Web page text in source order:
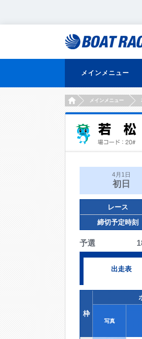
メインメニュー
HOMEメインメニュー
4月1日
初日
レース
締切予定時刻
予選
出走表
枠
写真